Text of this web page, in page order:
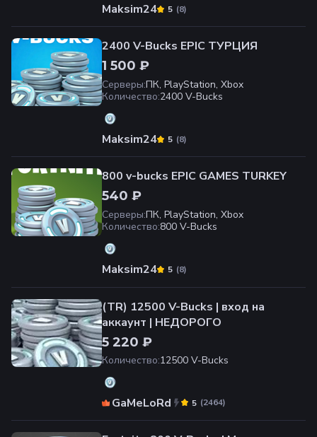
Maksim24 (8)
5
2400 V-Bucks EPIC ТУРЦИЯ
1 500 ₽
Серверы:ПК, PlayStation, Xbox
Количество:2400 V-Bucks
Maksim24 (8)
5
800 v-bucks EPIC GAMES TURKEY
540 ₽
Серверы:ПК, PlayStation, Xbox
Количество:800 V-Bucks
Maksim24 (8)
5
(TR) 12500 V-Bucks | вход на
аккаунт | НЕДОРОГО
5 220 ₽
Количество:12500 V-Bucks
GaMeLoRd (2464)
5